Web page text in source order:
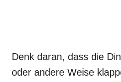
Denk daran, dass die
oder andere Weise